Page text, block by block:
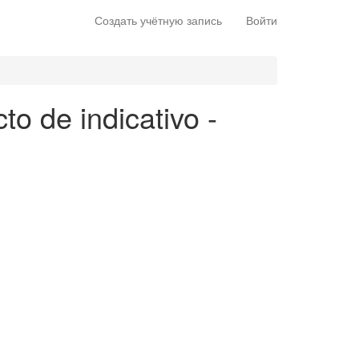
Создать учётную запись Войти
de indicativo -